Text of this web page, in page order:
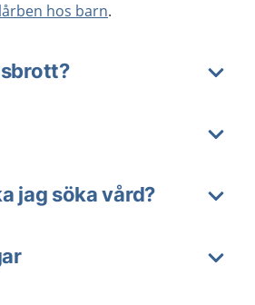
hos barn.
jag söka vård?